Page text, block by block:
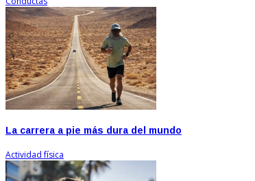
La carrera a pie más dura del mundo
Actividad física